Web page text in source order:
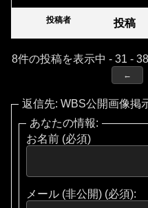
投稿者 投稿
8件の投稿を表示中 - 31 -
←
返信先: WBS公開画像掲
あなたの情報:
お名前 (必須)
メール (非公開) (必須):